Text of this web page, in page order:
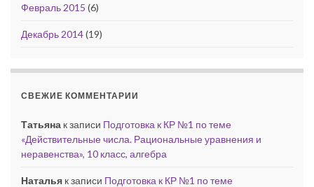
Февраль 2015 (6)
Декабрь 2014(19)
СВЕЖИЕ КОММЕНТАРИИ
Татьяна к записи Подготовка к КР №1 по теме
«Действительные числа. Рациональные уравнения и
неравенства», 10 класс, алгебра
Наталья к записи Подготовка к КР №1 по теме